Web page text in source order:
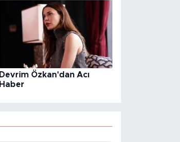
Devrim Özkan'dan Acı
Haber